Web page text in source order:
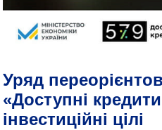
Уряд
«Доступні
інвестиційні цілі